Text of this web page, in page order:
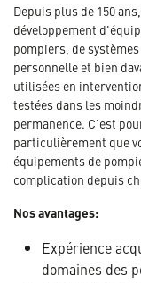
Depuis plus de 150
développement
pompiers, de
personnelle et bien
utilisées en
testées dans les
permanence. C'est
particulièrement que
équipements de
complication depuis
Nos avantages:
Expérience
domaines des